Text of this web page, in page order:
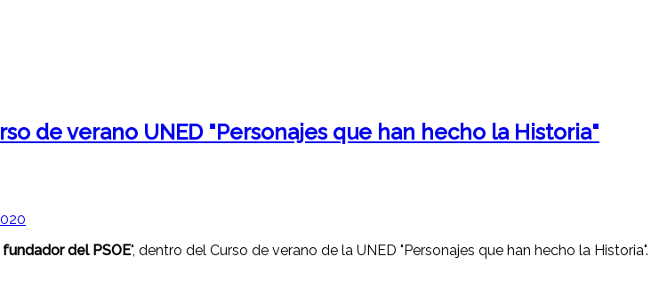
de verano UNED "Personajes que han hecho la Historia"
del PSOE", dentro del Curso de verano de la UNED "Personajes que han hecho la Historia".